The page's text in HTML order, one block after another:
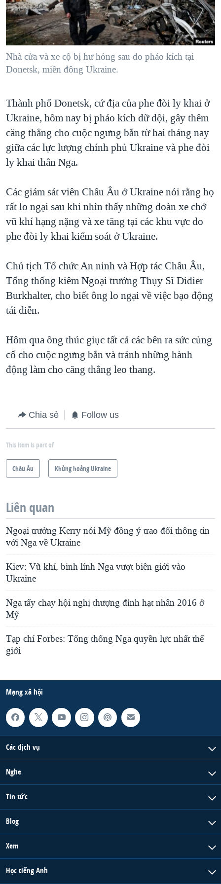
"Tìm"NGƯỜI VIỆT HẢI NGOẠI
ĐỜI SỐNG
KINH TẾ
VĂN HOÁ
THỂ THAO
GIÁO DỤC
TẠI
HÀNH TRÌNH BẦU CỬ 2024
MỘT NĂM CHIẾN TRANH TẠI DẢI GAZA
GIẢI MÃ VÀNH ĐAI & CON ĐƯỜNG
NGÀY TỊ NẠN THẾ GIỚI
GROUND ZERO – XƯA VÀ NAY
CHI PHÍ CHIẾN TRANH AFGHANISTAN
CÁC GIÁ TRỊ CỘNG HÒA Ở VIỆT NAM
THƯỢNG ĐỈNH TRUMP-KIM TẠI VIỆT NAM
NGƯ DÂN VIỆT VÀ LÀN SÓNG TRỘM HẢI SÂM
QUAN HỆ VIỆT MỸ
VIDEO
NGHE
MẠNG XÃ HỘI
Ngôn ngữ khác
Nhà cửa và xe cộ bị hư hỏng sau do pháo kích tại
Donetsk, miền đông Ukraine.
Thành phố Donetsk, cứ địa của phe đòi ly khai ở
Ukraine, hôm nay bị pháo kích dữ dội, gây thêm
căng thẳng cho cuộc ngưng bắn từ hai tháng nay
giữa các lực lượng chính phủ Ukraine và phe đòi
ly khai thân Nga.
Các giám sát viên Châu Âu ở Ukraine nói rằng họ
rất lo ngại sau khi nhìn thấy những đoàn xe chở
vũ khí hạng nặng và xe tăng tại các khu vực do
phe đòi ly khai kiểm soát ở Ukraine.
Chủ tịch Tổ chức An ninh và Hợp tác Châu Âu,
Tổng thống kiêm Ngoại trưởng Thụy Sĩ Didier
Burkhalter, cho biết ông lo ngại về việc bạo động
tái diễn.
Hôm qua ông thúc giục tất cả các bên ra sức củng
cố cho cuộc ngưng bắn và tránh những hành
động làm cho căng thẳng leo thang.
Chia sẻ Follow us
This item is part of
Châu Âu Khủng hoảng Ukraine
Liên quan
Ngoại trưởng Kerry nói Mỹ đồng ý trao đổi thông tin
với Nga về Ukraine
Kiev: Vũ khí, binh lính Nga vượt biên giới vào
Ukraine
Nga tẩy chay hội nghị thượng đỉnh hạt nhân 2016 ở
Mỹ
Tạp chí Forbes: Tổng thống Nga quyền lực nhất thế
giới
Mạng xã hội
Các dịch vụ
Nghe
Tin tức
Blog
Xem
Học tiếng Anh